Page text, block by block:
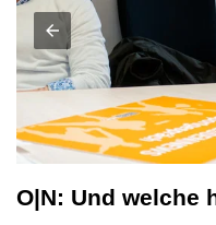
O|N: Und welche